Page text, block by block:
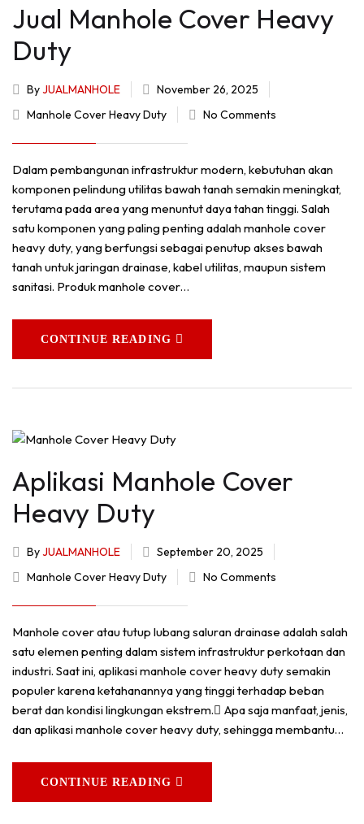
Jual Manhole Cover Heavy
Duty
ByJUALMANHOLE
November 26, 2025
Manhole Cover Heavy Duty
No Comments
Dalam pembangunan infrastruktur modern, kebutuhan akan
komponen pelindung utilitas bawah tanah semakin meningkat,
terutama pada area yang menuntut daya tahan tinggi. Salah
satu komponen yang paling penting adalah manhole cover
heavy duty, yang berfungsi sebagai penutup akses bawah
tanah untuk jaringan drainase, kabel utilitas, maupun sistem
sanitasi. Produk manhole cover…
CONTINUE READING
Aplikasi Manhole Cover
Heavy Duty
ByJUALMANHOLE
September 20, 2025
Manhole Cover Heavy Duty
No Comments
Manhole cover atau tutup lubang saluran drainase adalah salah
satu elemen penting dalam sistem infrastruktur perkotaan dan
industri. Saat ini, aplikasi manhole cover heavy duty semakin
populer karena ketahanannya yang tinggi terhadap beban
berat dan kondisi lingkungan ekstrem. ِApa saja manfaat, jenis,
dan aplikasi manhole cover heavy duty, sehingga membantu…
CONTINUE READING